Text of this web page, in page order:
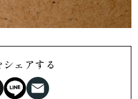
ェアする